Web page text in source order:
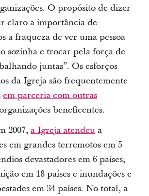
O propósito de dizer
claro a importância de
a fraqueza de ver uma pessoa
sozinha e trocar pela força de
juntas”. Os esforços
da Igreja são frequentemente
em parceria com outras
beneficentes.
2007,a Igreja atendeu a
em grandes terremotos em 5
devastadores em 6 países,
em 18 países e inundações e
em 34 países. No total, a